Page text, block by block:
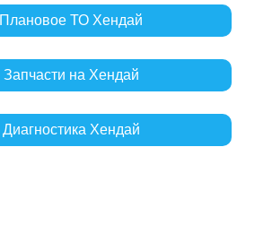
Плановое ТО Хендай
Запчасти на Хендай
Диагностика Хендай